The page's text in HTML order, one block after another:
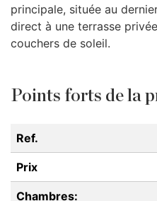
principale, située au
direct à une terrasse
couchers de soleil.
Points forts de la
Ref.
Prix
Chambres: